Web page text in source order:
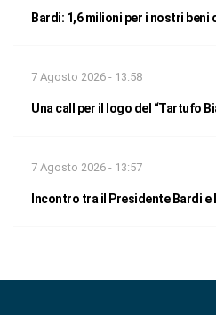
Bardi: 1,6 milioni per i nostri beni
7 Agosto 2026 - 13:58
Una call per il logo del “Tartufo
7 Agosto 2026 - 13:57
Incontro tra il Presidente Bardi e